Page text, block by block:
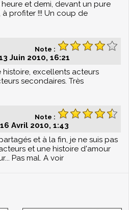
et demi, devant un pure
à profiter !!! Un coup de
Note :
Juin 2010, 16:21
excellents acteurs
secondaires. Très
Note :
Avril 2010, 1:43
et à la fin, je ne suis pas
et une histoire d'amour
Pas mal. A voir